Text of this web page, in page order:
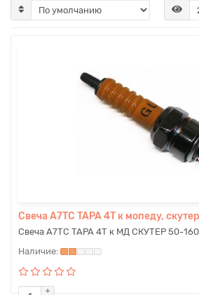
Свеча A7TC TAPA 4T к мопеду,
Свеча A7TC TAPA 4T к МД СКУТЕР 50-